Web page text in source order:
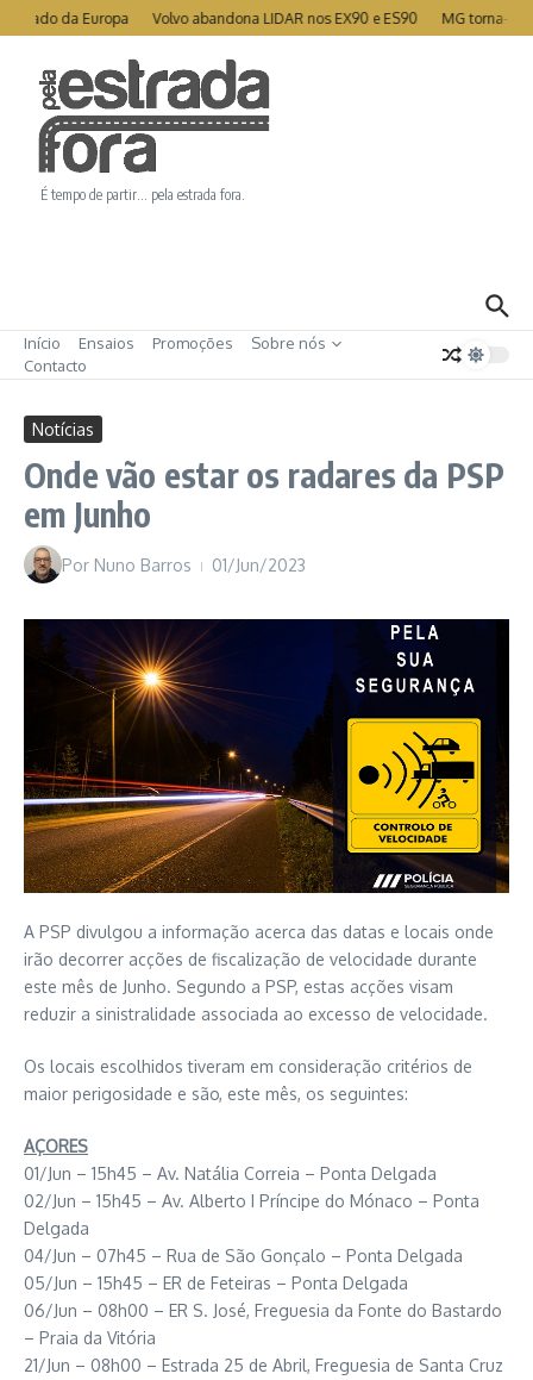
Ir para o conteúdo
da Europa Volvo abandona LIDAR nos EX90 e ES90 MG torna-se
É tempo de partir… pela estrada fora.
Início Ensaios Promoções
Sobre nós
Contacto
Notícias
Onde vão estar os radares da PSP
em Junho
Por Nuno Barros 01/Jun/2023
A PSP divulgou a informação acerca das datas e locais onde
irão decorrer acções de fiscalização de velocidade durante
este mês de Junho. Segundo a PSP, estas acções visam
reduzir a sinistralidade associada ao excesso de velocidade.
Os locais escolhidos tiveram em consideração critérios de
maior perigosidade e são, este mês, os seguintes:
AÇORES
01/Jun – 15h45 – Av. Natália Correia – Ponta Delgada
02/Jun – 15h45 – Av. Alberto I Príncipe do Mónaco – Ponta
Delgada
04/Jun – 07h45 – Rua de São Gonçalo – Ponta Delgada
05/Jun – 15h45 – ER de Feteiras – Ponta Delgada
06/Jun – 08h00 – ER S. José, Freguesia da Fonte do Bastardo
– Praia da Vitória
21/Jun – 08h00 – Estrada 25 de Abril, Freguesia de Santa Cruz